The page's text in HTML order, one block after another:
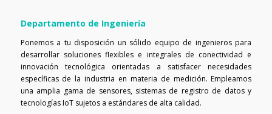
Departamento de Ingeniería
Ponemos a tu disposición un sólido equipo de ingenieros para
desarrollar soluciones flexibles e integrales de conectividad e
innovación tecnológica orientadas a satisfacer necesidades
específicas de la industria en materia de medición. Empleamos
una amplia gama de sensores, sistemas de registro de datos y
tecnologías IoT sujetos a estándares de alta calidad.